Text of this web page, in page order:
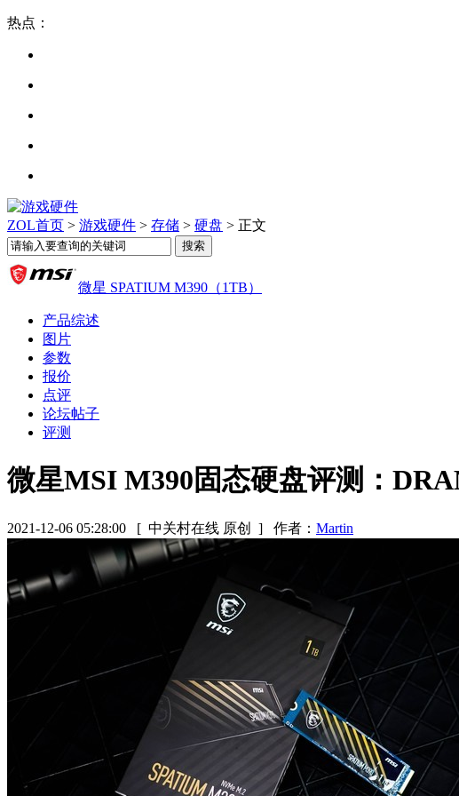
热点：
ZOL首页 > 游戏硬件 > 存储 > 硬盘 > 正文
微星 SPATIUM M390（1TB）
产品综述
图片
参数
报价
点评
论坛帖子
评测
微星MSI M390固态硬盘评测：
2021-12-06 05:28:00 [ 中关村在线 原创 ] 作者： Martin